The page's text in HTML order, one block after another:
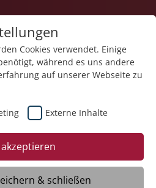
ehrt
Cookies verwendet. Einige
während es uns andere
auf unserer Webseite zu
Externe Inhalte
& schließen